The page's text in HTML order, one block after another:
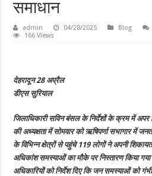
समाधान
admin 04/28/2025 Blog
166 Views
देहरादून 28 अप्रैल
डीएस सुरियाल
जिलाधिकारी सविन बंसल के निर्देशों के क्रम में अपर
की अध्यक्षता में सोमवार को ऋषिपर्णा सभागार में
के विभिन्न क्षेत्रों से पहुंचे 119 लोगों ने अपनी
अधिकांश समस्याओं का मौके पर निस्तारण किया
अधिकारियों को निर्देश दिए कि जन समस्याओं को